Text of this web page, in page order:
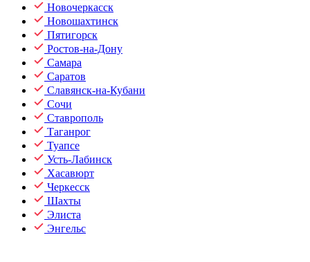
Новочеркасск
Новошахтинск
Пятигорск
Ростов-на-Дону
Самара
Саратов
Славянск-на-Кубани
Сочи
Ставрополь
Таганрог
Туапсе
Усть-Лабинск
Хасавюрт
Черкесск
Шахты
Элиста
Энгельс